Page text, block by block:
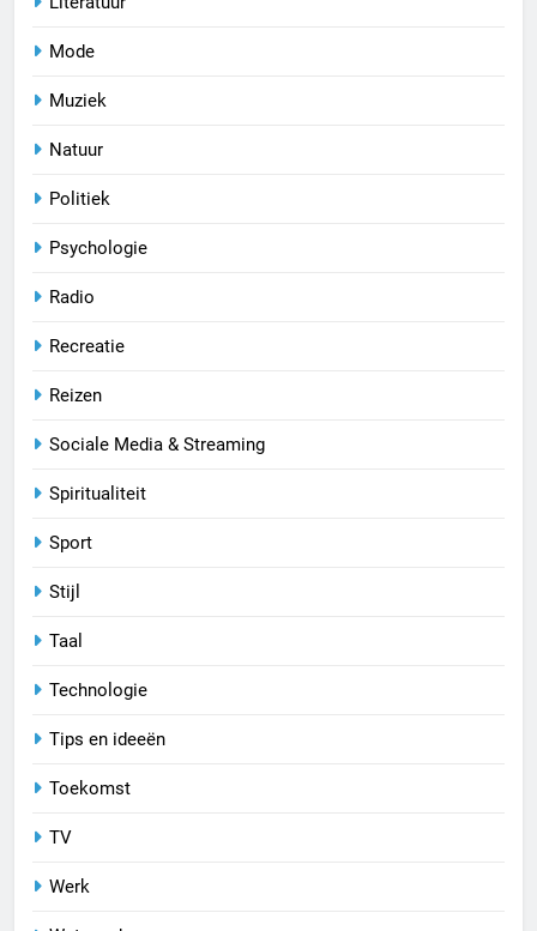
Mode
Muziek
Natuur
Politiek
Psychologie
Radio
Recreatie
Reizen
Sociale Media & Streaming
Spiritualiteit
Sport
Stijl
Taal
Technologie
Tips en ideeën
Toekomst
TV
Werk